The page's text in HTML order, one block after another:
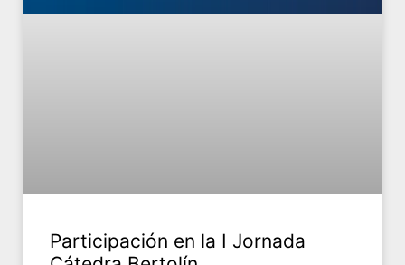
Participación en la I Jornada